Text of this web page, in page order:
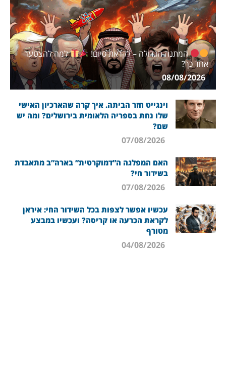
המתנה הגדולה – לקראת סיום!
למה להצטער
אחר כך?
08/08/2026
וינגייט חזר הביתה. איך קרה שהארכיון האישי
שלו נחת בספריה הלאומית בירושלים? ומה יש
שם?
האם המפלגה ה”דמוקרטית” בארה”ב מתאבדת
בשידור חי?
עכשיו אפשר לצפות בכל השידור החי: איראן
לקראת הכרעה או קריסה? ועכשיו במבצע
מטורף